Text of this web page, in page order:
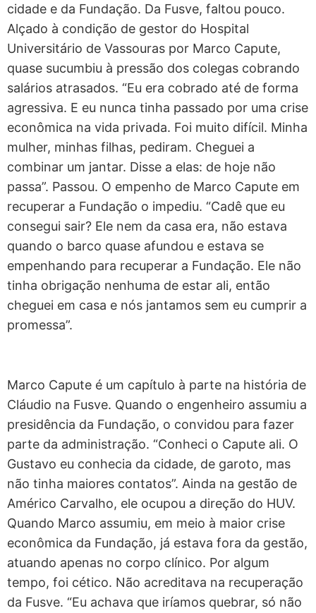
cidade e da Fundação. Da Fusve, faltou pouco.
Alçado à condição de gestor do Hospital
Universitário de Vassouras por Marco Capute,
quase sucumbiu à pressão dos colegas cobrando
salários atrasados. “Eu era cobrado até de forma
agressiva. E eu nunca tinha passado por uma crise
econômica na vida privada. Foi muito difícil. Minha
mulher, minhas filhas, pediram. Cheguei a
combinar um jantar. Disse a elas: de hoje não
passa”. Passou. O empenho de Marco Capute em
recuperar a Fundação o impediu. “Cadê que eu
consegui sair? Ele nem da casa era, não estava
quando o barco quase afundou e estava se
empenhando para recuperar a Fundação. Ele não
tinha obrigação nenhuma de estar ali, então
cheguei em casa e nós jantamos sem eu cumprir a
promessa”.
Marco Capute é um capítulo à parte na história de
Cláudio na Fusve. Quando o engenheiro assumiu a
presidência da Fundação, o convidou para fazer
parte da administração. “Conheci o Capute ali. O
Gustavo eu conhecia da cidade, de garoto, mas
não tinha maiores contatos”. Ainda na gestão de
Américo Carvalho, ele ocupou a direção do HUV.
Quando Marco assumiu, em meio à maior crise
econômica da Fundação, já estava fora da gestão,
atuando apenas no corpo clínico. Por algum
tempo, foi cético. Não acreditava na recuperação
da Fusve. “Eu achava que iríamos quebrar, só não